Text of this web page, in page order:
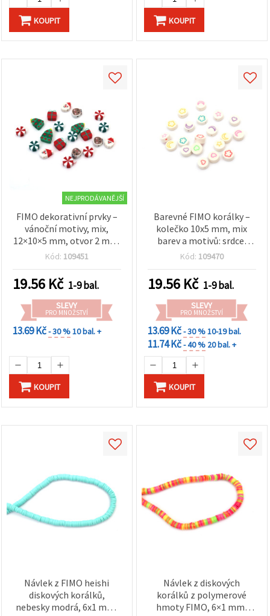
KOUPIT KOUPIT
NEJPRODÁVANĚJŠÍ
FIMO dekorativní prvky –
vánoční motivy, mix,
12×10×5 mm, otvor 2 mm,
sada 20 ks
Kód: 109451
19.56 Kč 1-9 bal.
SLEVY
PRO MNOŽSTVÍ
13.69 Kč- 30 %10 bal. +
KOUPIT
Barevné FIMO korálky –
kolečko 10x5 mm, mix
barev a motivů: srdce,
měsíc, květina, hvězda,
Kód: 109470
19.56 Kč 1-9 bal.
SLEVY
PRO MNOŽSTVÍ
13.69 Kč- 30 %10-19 bal.
11.74 Kč- 40 % 20 bal. +
KOUPIT
Návlek z FIMO heishi
diskových korálků,
nebesky modrá, 6x1 mm,
Návlek z diskových
korálků z polymerové
hmoty FIMO, 6×1 mm,